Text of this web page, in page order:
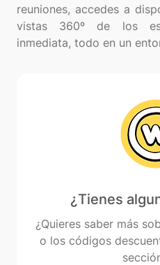
reuniones, accedes a
vistas 360º de los
¿Tienes
¿Quieres saber más
o los códigos